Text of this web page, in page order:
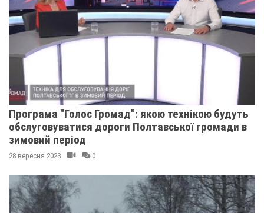
Програма "Голос Громад": якою технікою будуть
обслуговуватися дороги Полтавської громади в
зимовий період
28 вересня 2023 0